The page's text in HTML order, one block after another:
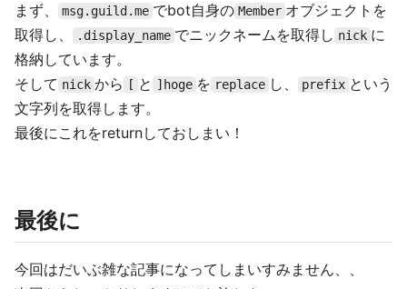
まず、
msg.guild.me でbot自身の Member オブジェクトを
取得し、
.display_name でニックネームを取得し nick に
格納しています。
そして nick から [ と ]hoge を replace し、 prefix という
文字列を取得します。
最後にこれをreturnしておしまい！
最後に
今回はだいぶ雑な記事になってしまいすみません、、